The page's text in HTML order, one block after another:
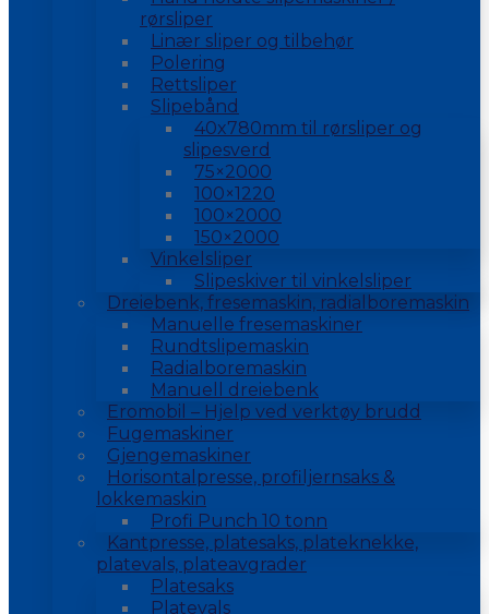
rørsliper
Linær sliper og tilbehør
Polering
Rettsliper
Slipebånd
40x780mm til rørsliper og
slipesverd
75×2000
100×1220
100×2000
150×2000
Vinkelsliper
Slipeskiver til vinkelsliper
Dreiebenk, fresemaskin, radialboremaskin
Manuelle fresemaskiner
Rundtslipemaskin
Radialboremaskin
Manuell dreiebenk
Eromobil – Hjelp ved verktøy brudd
Fugemaskiner
Gjengemaskiner
Horisontalpresse, profiljernsaks &
lokkemaskin
Profi Punch 10 tonn
Kantpresse, platesaks, plateknekke,
platevals, plateavgrader
Platesaks
Platevals